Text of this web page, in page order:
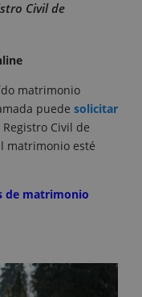
Civil de
matrimonio
puede solicitar
Registro Civil de
matrimonio esté
de matrimonio